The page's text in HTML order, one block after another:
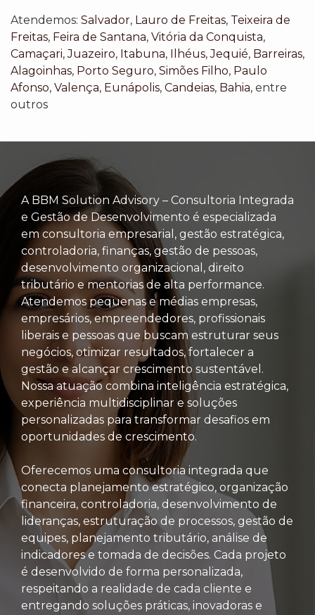
Atendemos: Salvador, Lauro de Freitas, Teixeira de
Freitas, Feira de Santana, Vitória da Conquista,
Camaçari,Juazeiro, Itabuna, Ilhéus,Jequié, Barreiras,
Alagoinhas, Porto Seguro, Simões Filho, Paulo
Afonso, Valença, Eunápolis, Candeias, Bahia, entre
outros
A BBM Solution Advisory – Consultoria Integrada
e Gestão de Desenvolvimento é especializada
em consultoria empresarial, gestão estratégica,
controladoria, finanças, gestão de pessoas,
desenvolvimento organizacional, direito
tributário e mentorias de alta performance.
Atendemos pequenas e médias empresas,
empresários, empreendedores, profissionais
liberais e pessoas que buscam estruturar seus
negócios, otimizar resultados, fortalecer a
gestão e alcançar crescimento sustentável.
Nossa atuação combina inteligência estratégica,
experiência multidisciplinar e soluções
personalizadas para transformar desafios em
oportunidades de crescimento.
Oferecemos uma consultoria integrada que
conecta planejamento estratégico, organização
financeira, controladoria, desenvolvimento de
lideranças, estruturação de processos, gestão de
equipes, planejamento tributário, análise de
indicadores e tomada de decisões. Cada projeto
é desenvolvido de forma personalizada,
respeitando a realidade de cada cliente e
entregando soluções práticas, inovadoras e